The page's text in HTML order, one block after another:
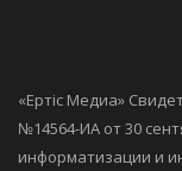
«Ертiс Медиа»
№14564-ИА от 30
информатизации и